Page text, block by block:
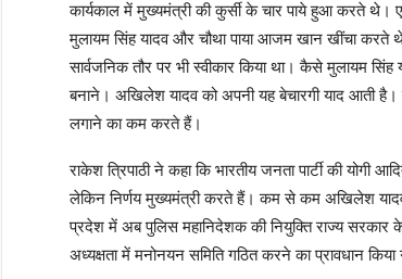
कार्यकाल में मुख्यमंत्री की कुर्सी के चार पाये हुआ करते थे।
मुलायम सिंह यादव और चौथा पाया आजम खान खींचा
सार्वजनिक तौर पर भी स्वीकार किया था। कैसे मुलायम
बनाने। अखिलेश यादव को अपनी यह बेचारगी याद आती
लगाने का कम करते हैं।
राकेश त्रिपाठी ने कहा कि भारतीय जनता पार्टी की
लेकिन निर्णय मुख्यमंत्री करते हैं। कम से कम अखिलेश
प्रदेश में अब पुलिस महानिदेशक की नियुक्ति राज्य सरकार के
अध्यक्षता में मनोनयन समिति गठित करने का प्रावधान किया